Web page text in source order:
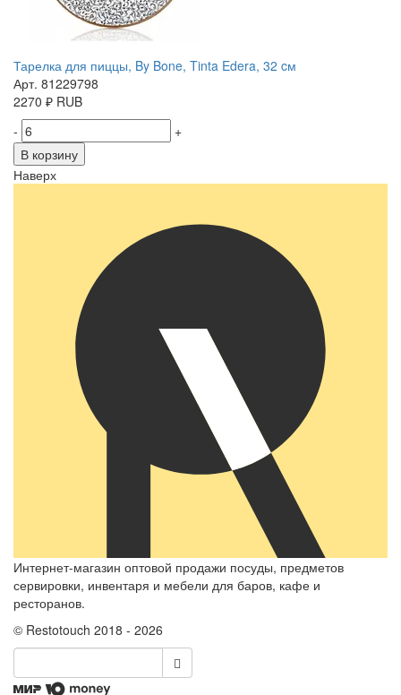
Тарелка для пиццы, By Bone, Tinta Edera, 32 cм
Арт. 81229798
2270 ₽ RUB
-
+
В корзину
Наверх
Интернет-магазин оптовой продажи посуды, предметов
сервировки, инвентаря и мебели для баров, кафе и
ресторанов.
© Restotouch 2018 - 2026